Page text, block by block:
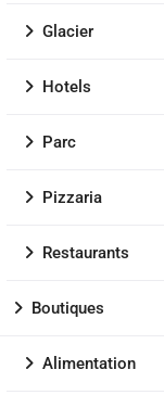
Glacier
Hotels
Parc
Pizzaria
Restaurants
Boutiques
Alimentation